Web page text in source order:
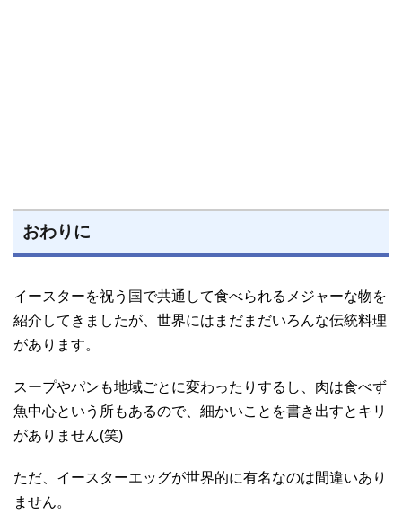
おわりに
イースターを祝う国で共通して食べられるメジャーな物を
紹介してきましたが、世界にはまだまだいろんな伝統料理
があります。
スープやパンも地域ごとに変わったりするし、肉は食べず
魚中心という所もあるので、細かいことを書き出すとキリ
がありません(笑)
ただ、イースターエッグが世界的に有名なのは間違いあり
ません。